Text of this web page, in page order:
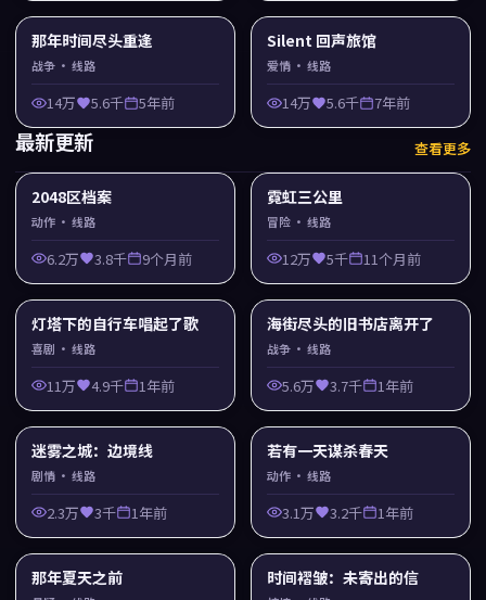
那年时间尽头重逢
战争 · 线路
14万 5.6千 5年前
Silent 回声旅馆
爱情 · 线路
14万 5.6千 7年前
最新更新 查看更多
2048区档案
动作 · 线路
6.2万 3.8千 9个月前
霓虹三公里
冒险 · 线路
12万 5千 11个月前
灯塔下的自行车唱起了歌
喜剧 · 线路
11万 4.9千 1年前
海街尽头的旧书店离开了
战争 · 线路
5.6万 3.7千 1年前
迷雾之城：边境线
剧情 · 线路
2.3万 3千 1年前
若有一天谋杀春天
动作 · 线路
3.1万 3.2千 1年前
那年夏天之前 时间褶皱：未寄出的信